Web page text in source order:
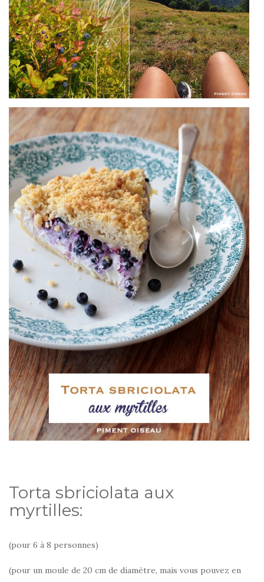
Torta sbriciolata aux
myrtilles:
(pour 6 à 8 personnes)
(pour un moule de 20 cm de diamètre, mais vous pouvez en